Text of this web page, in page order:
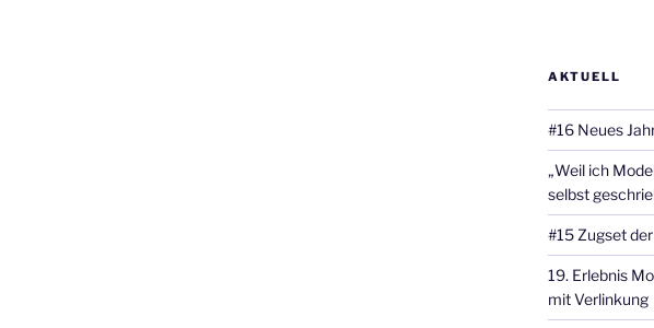
AKTUELL
#16 Neues
„Weil ich
selbst
#15 Zugset
19. Erlebnis
mit Verlinkung